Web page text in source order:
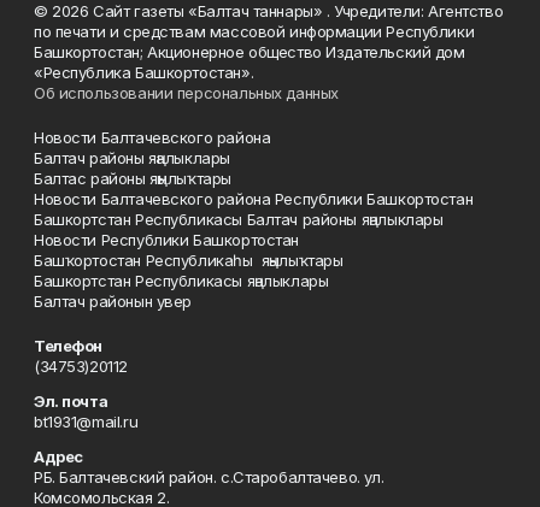
© 2026 Сайт газеты «Балтач таннары» . Учредители: Агентство
по печати и средствам массовой информации Республики
Башкортостан; Акционерное общество Издательский дом
«Республика Башкортостан».
Об использовании персональных данных
Новости Балтачевского района
Балтач районы яңалыклары
Балтас районы яңылыҡтары
Новости Балтачевского района Республики Башкортостан
Башкортстан Республикасы Балтач районы яңалыклары
Новости Республики Башкортостан
Башҡортостан Республикаһы яңылыҡтары
Башкортстан Республикасы яңалыклары
Балтач районын увер
Телефон
(34753)20112
Эл. почта
bt1931@mail.ru
Адрес
РБ. Балтачевский район. с.Старобалтачево. ул.
Комсомольская 2.